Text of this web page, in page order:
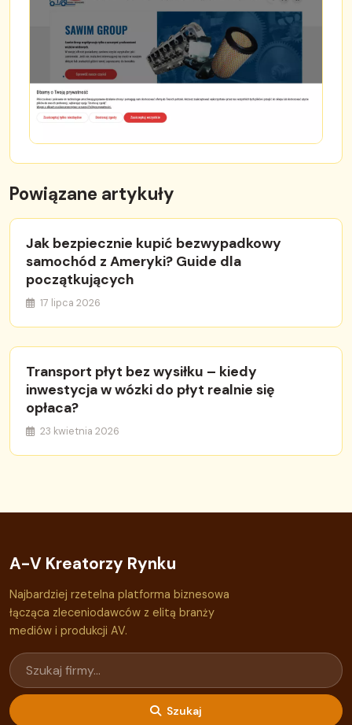
Powiązane artykuły
Jak bezpiecznie kupić bezwypadkowy
samochód z Ameryki? Guide dla
początkujących
17 lipca 2026
Transport płyt bez wysiłku – kiedy
inwestycja w wózki do płyt realnie się
opłaca?
23 kwietnia 2026
A-V Kreatorzy Rynku
Najbardziej rzetelna platforma biznesowa
łącząca zleceniodawców z elitą branży
mediów i produkcji AV.
Szukaj